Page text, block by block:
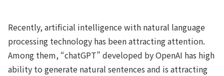
Recently, artificial intelligence with natural language
processing technology has been attracting attention.
Among them, “chatGPT” developed by OpenAI has high
ability to generate natural sentences and is attracting